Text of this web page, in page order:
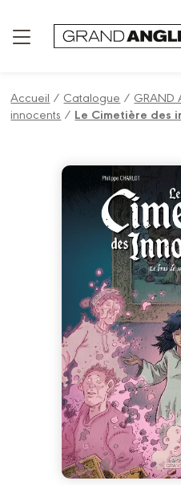
Accueil / Catalogue / GRAND
innocents / Le Cimetière des